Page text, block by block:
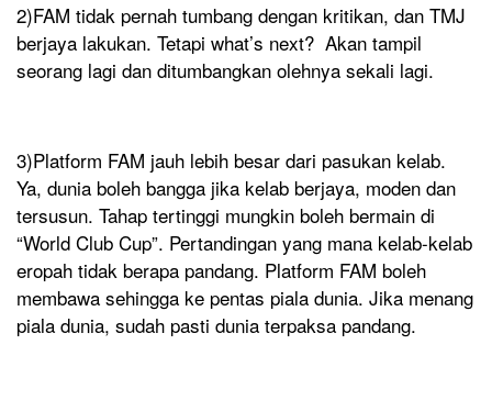
2)FAM tidak pernah tumbang dengan kritikan, dan TMJ
berjaya lakukan. Tetapi what’s next? Akan tampil
seorang lagi dan ditumbangkan olehnya sekali lagi.
3)Platform FAM jauh lebih besar dari pasukan kelab.
Ya, dunia boleh bangga jika kelab berjaya, moden dan
tersusun. Tahap tertinggi mungkin boleh bermain di
“World Club Cup”. Pertandingan yang mana kelab-kelab
eropah tidak berapa pandang. Platform FAM boleh
membawa sehingga ke pentas piala dunia. Jika menang
piala dunia, sudah pasti dunia terpaksa pandang.